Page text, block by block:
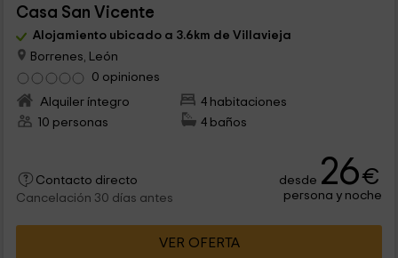
Casa San Vicente
Alojamiento ubicado a 3.6km de Villavieja
Borrenes, León
0 opiniones
Alquiler íntegro
4 habitaciones
10 personas
4 baños
Contacto directo
Cancelación 30 días antes
desde 26€
persona y noche
VER OFERTA